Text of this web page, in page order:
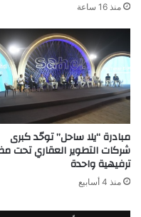
منذ 16 ساعة
مبادرة “يلا ساحل” توحّد كبرى
شركات التطوير العقاري تحت
ترفيهية واحدة
منذ 4 أسابيع